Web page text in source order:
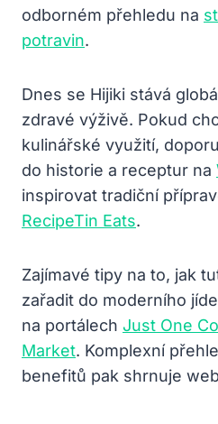
odborném přehledu na
potravin.
Dnes se Hijiki stává
zdravé výživě. Pokud
kulinářské využití,
do historie a receptur na
inspirovat tradiční
RecipeTin Eats.
Zajímavé tipy na to, jak
zařadit do moderního
na portálech Just One
Market. Komplexní
benefitů pak shrnuje web